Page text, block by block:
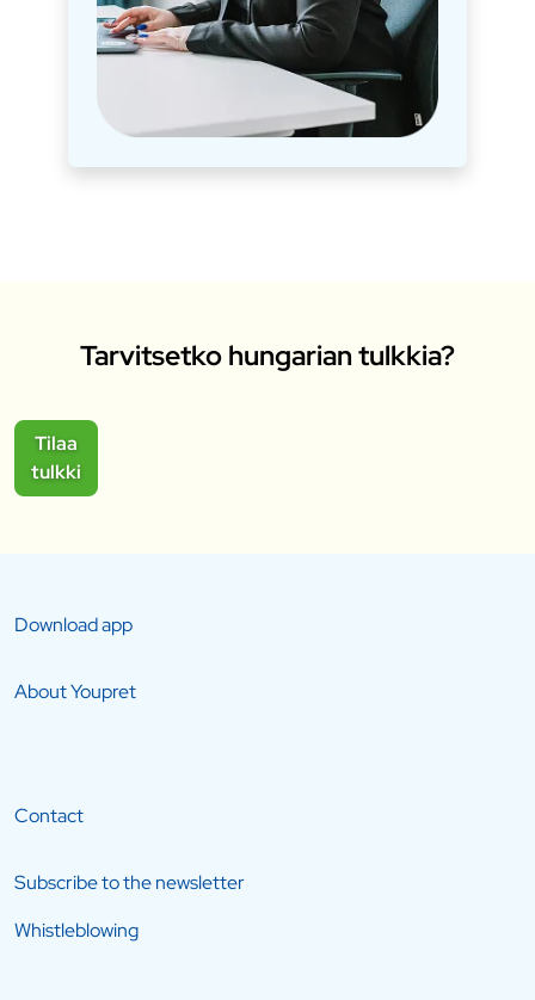
Tarvitsetko hungarian tulkkia?
Tilaa
tulkki
Download app
About Youpret
Contact
Subscribe to the newsletter
Whistleblowing